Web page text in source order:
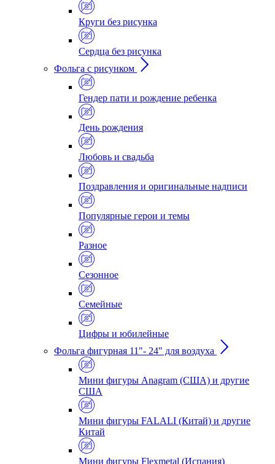
Круги без рисунка
Сердца без рисунка
Фольга с рисунком
Гендер пати и рождение ребенка
День рождения
Любовь и свадьба
Поздравления и оригинальные надписи
Популярные герои и темы
Разное
Сезонное
Семейные
Цифры и юбилейные
Фольга фигурная 11"- 24" для воздуха
Мини фигуры Anagram (США) и другие
США
Мини фигуры FALALI (Китай) и другие
Китай
Мини фигуры Flexmetal (Испания)